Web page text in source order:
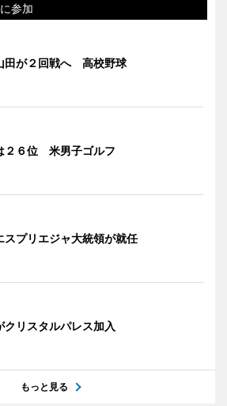
参加
田が２回戦へ 高校野球
２６位 米男子ゴルフ
スプリエジャ大統領が就任
クリスタルパレス加入
もっと見る